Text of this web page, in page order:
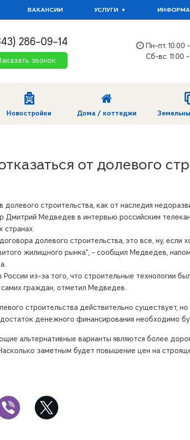
ВАКАНСИИ УСЛУГИ
286-09-14
звонок
Пн-пт. 10:00
Сб-вс. 11:00 -
Новостройки Дома / коттеджи
от долевого
строительства, как от наследия
Дмитрий Медведев в интервью российским
странах.
долевого строительства, это все, ну, если
жилищного рынка", - сообщил Медведев,
из-за того, что строительные технологии
граждан, отметил Медведев.
строительства действительно существует,
денежного финансирования необходимо
альтернативные варианты являются более
заметным будет повышение цен на